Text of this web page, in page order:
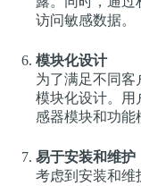
访问敏感数据。
模块化设计
为了满足不同客
模块化设计。用
感器模块和功能
易于安装和维护
考虑到安装和维